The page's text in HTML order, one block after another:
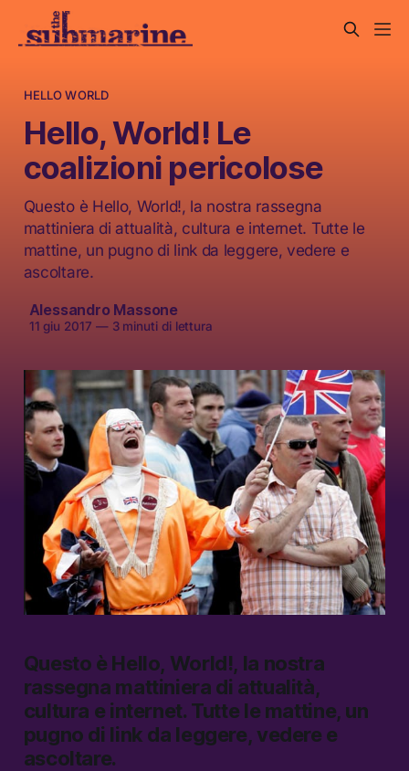
HELLO WORLD
Hello, World! Le
coalizioni pericolose
Questo è Hello, World!, la nostra rassegna
mattiniera di attualità, cultura e internet. Tutte le
mattine, un pugno di link da leggere, vedere e
ascoltare.
Alessandro Massone
11 giu 2017 —3 minuti di lettura
Questo è Hello, World!, la nostra
rassegna mattiniera di attualità,
cultura e internet. Tutte le mattine, un
pugno di link da leggere, vedere e
ascoltare.